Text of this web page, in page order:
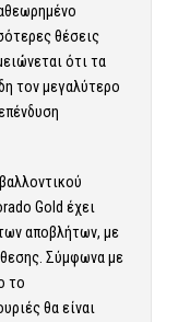
θέσεις
ότι τα
τον μεγαλύτερο
Gold έχει
αποβλήτων, με
Σύμφωνα με
το
θα είναι